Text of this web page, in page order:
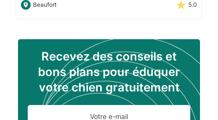
Beaufort 5.0
Recevez des conseils et
bons plans pour éduquer
votre chien gratuitement